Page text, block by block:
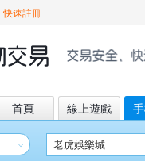
快速註冊
首頁 線上遊戲